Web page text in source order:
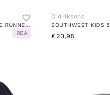
LIGHTWEIGHT PRIMEBLUE RUNNER CAP WHITE / CREW BLUE / CREW BLUE
REA
Didriksons
SOUTHWEST KIDS
€20,95